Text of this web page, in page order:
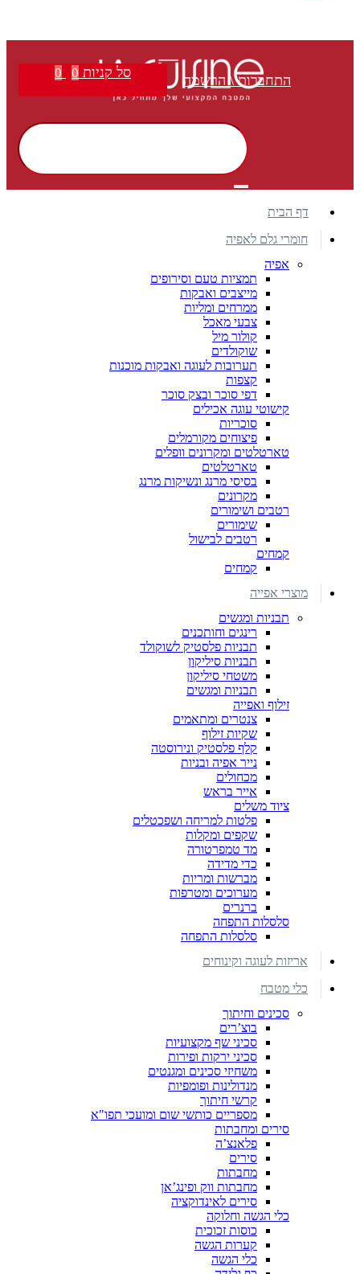
התחברות \ הרשמה סל קניות 0
0
דף הבית
חומרי גלם לאפיה
אפיה
תמציות טעם וסירופים
מייצבים ואבקות
ממרחים ומליות
צבעי מאכל
קולור מיל
שוקולדים
תערובות לעוגה ואבקות מוכנות
קצפות
דפי סוכר ובצק סוכר
קישוטי עוגה אכילים
סוכריות
פיצוחים מקורמלים
טארטלטים ומקרונים וופלים
טארטלטים
בסיסי מרנג ונשיקות מרנג
מקרונים
רטבים ושימורים
שימורים
רטבים לבישול
קמחים
קמחים
מוצרי אפייה
תבניות ומגשים
רינגים וחותכנים
תבניות פלסטיק לשוקולד
תבניות סיליקון
משטחי סיליקון
תבניות ומגשים
זילוף ואפייה
צנטרים ומתאמים
שקיות זילוף
קלף פלסטיק ונירוסטה
נייר אפיה ובניות
מכחולים
אייר בראש
ציוד משלים
פלטות למריחה ושפכטלים
שקפים ומקלות
מד טמפרטורה
כדי מדידה
מברשות ומריות
מערוכים ומטרפות
ברנרים
סלסלות התפחה
סלסלות התפחה
אריזות לעוגה וקינוחים
כלי מטבח
סכינים וחיתוך
בוצ’רים
סכיני שף מקצועיות
סכיני ירקות ופירות
משחיזי סכינים ומגנטים
מנדולינות ופומפיות
קרשי חיתוך
מספריים כותשי שום ומועכי תפו"א
סירים ומחבתות
פלאנצ’ה
סירים
מחבתות
מחבתות ווק ופינג’אן
סירים לאינדוקציה
כלי הגשה וחלוקה
כוסות זכוכית
קערות הגשה
כלי הגשה